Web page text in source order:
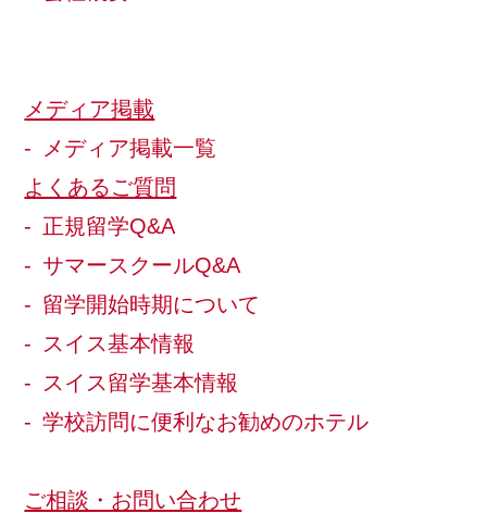
メディア掲載
メディア掲載一覧
よくあるご質問
正規留学Q&A
サマースクールQ&A
留学開始時期について
スイス基本情報
スイス留学基本情報
学校訪問に便利なお勧めのホテル
ご相談・お問い合わせ